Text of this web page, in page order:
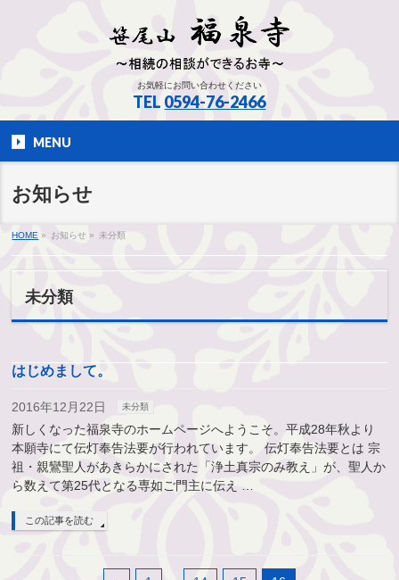
お気軽にお問い合わせください
TEL 0594-76-2466
MENU
お知らせ
HOME » お知らせ » 未分類
未分類
はじめまして。
2016年12月22日 未分類
新しくなった福泉寺のホームページへようこそ。平成28年秋より
本願寺にて伝灯奉告法要が行われています。 伝灯奉告法要とは 宗
祖・親鸞聖人があきらかにされた「浄土真宗のみ教え」が、聖人か
ら数えて第25代となる専如ご門主に伝え …
この記事を読む